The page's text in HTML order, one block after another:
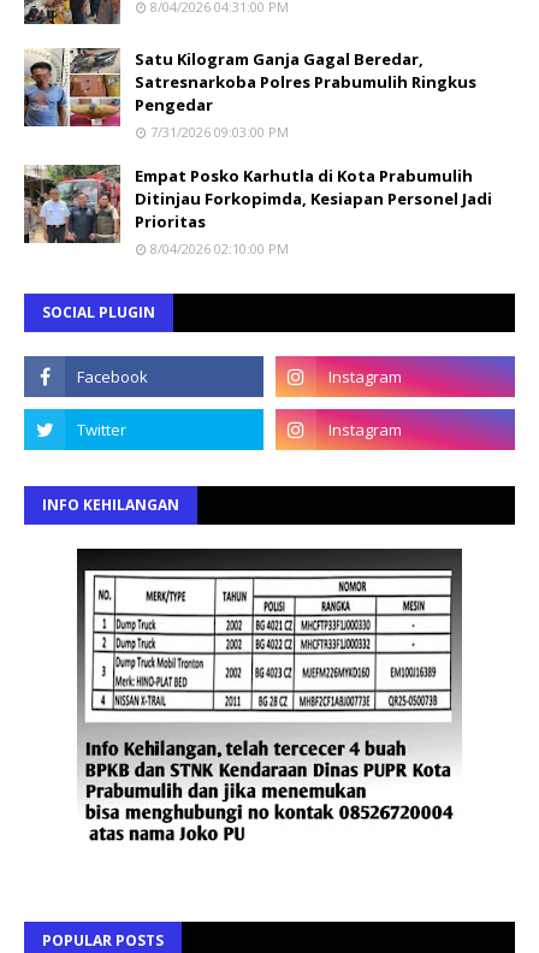
8/04/2026 04:31:00 PM
Satu Kilogram Ganja Gagal Beredar,
Satresnarkoba Polres Prabumulih Ringkus
Pengedar
7/31/2026 09:03:00 PM
Empat Posko Karhutla di Kota Prabumulih
Ditinjau Forkopimda, Kesiapan Personel Jadi
Prioritas
8/04/2026 02:10:00 PM
SOCIAL PLUGIN
INFO KEHILANGAN
POPULAR POSTS